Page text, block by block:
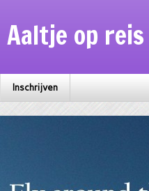
Aaltje op reis
Inschrijven